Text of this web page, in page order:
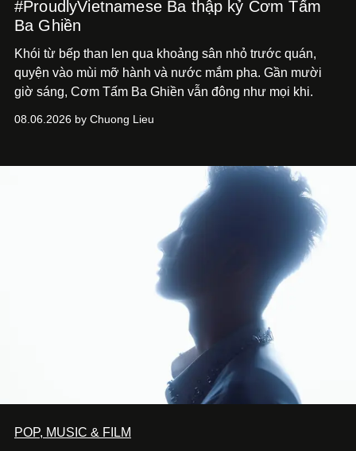
#ProudlyVietnamese Ba thập kỷ Cơm Tấm
Ba Ghiền
Khói từ bếp than len qua khoảng sân nhỏ trước quán,
quyện vào mùi mỡ hành và nước mắm pha. Gần mười
giờ sáng, Cơm Tấm Ba Ghiền vẫn đông như mọi khi.
08.06.2026 by Chuong Lieu
POP, MUSIC & FILM